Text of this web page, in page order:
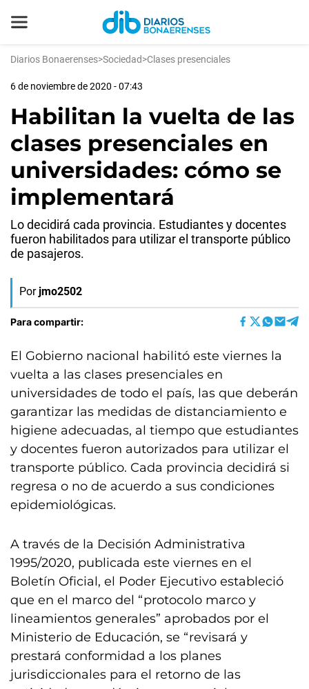
Diarios Bonaerenses>Sociedad>Clases presenciales
6 de noviembre de 2020 - 07:43
Habilitan la vuelta de las
clases presenciales en
universidades: cómo se
implementará
Lo decidirá cada provincia. Estudiantes y docentes
fueron habilitados para utilizar el transporte público
de pasajeros.
Por jmo2502
Para compartir:
El Gobierno nacional habilitó este viernes la
vuelta a las clases presenciales en
universidades de todo el país, las que deberán
garantizar las medidas de distanciamiento e
higiene adecuadas, al tiempo que estudiantes
y docentes fueron autorizados para utilizar el
transporte público. Cada provincia decidirá si
regresa o no de acuerdo a sus condiciones
epidemiológicas.
A través de la Decisión Administrativa
1995/2020, publicada este viernes en el
Boletín Oficial, el Poder Ejecutivo estableció
que en el marco del “protocolo marco y
lineamientos generales” aprobados por el
Ministerio de Educación, se “revisará y
prestará conformidad a los planes
jurisdiccionales para el retorno de las